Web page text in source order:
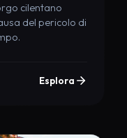
cilentano
del pericolo di
Esplora